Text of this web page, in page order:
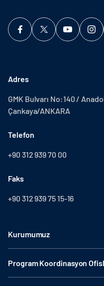
Adres
GMK Bulvarı No:140 /
Çankaya/ANKARA
Telefon
+90 312 939 70 00
Faks
+90 312 939 75 15-16
Kurumumuz
Program Koordinasyon